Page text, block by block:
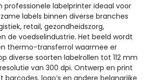
professionele labelprinter ideaal voor
labels binnen diverse branches
retail, gezondheidszorg,
de voedselindustrie. Het beeld wordt
thermo-transferrol waarmee er
diverse soorten labelrollen tot 112 mm
van 300 dpi. Ontwerp en print
logo’s en andere belangrijke